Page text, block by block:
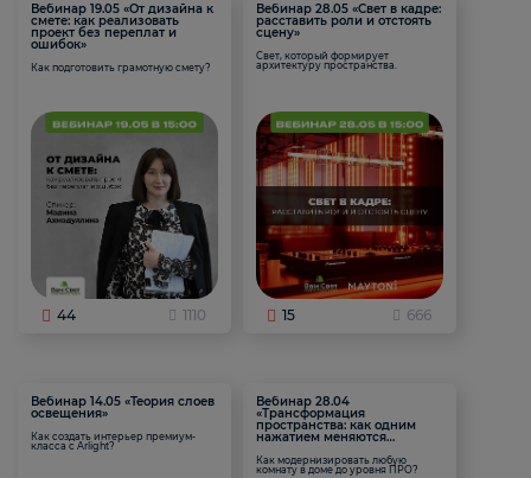
Вебинар 19.05 «От дизайна к
смете: как реализовать
проект без переплат и
ошибок»
Как подготовить грамотную смету?
44 1110
Вебинар 28.05 «Свет в кадре:
расставить роли и отстоять
сцену»
Свет, который формирует
архитектуру пространства.
15 666
Вебинар 14.05 «Теория слоев
освещения»
Как создать интерьер премиум-
класса с Arlight?
Вебинар 28.04
«Трансформация
пространства: как одним
нажатием меняются
Как модернизировать любую
комнату в доме до уровня ПРО?